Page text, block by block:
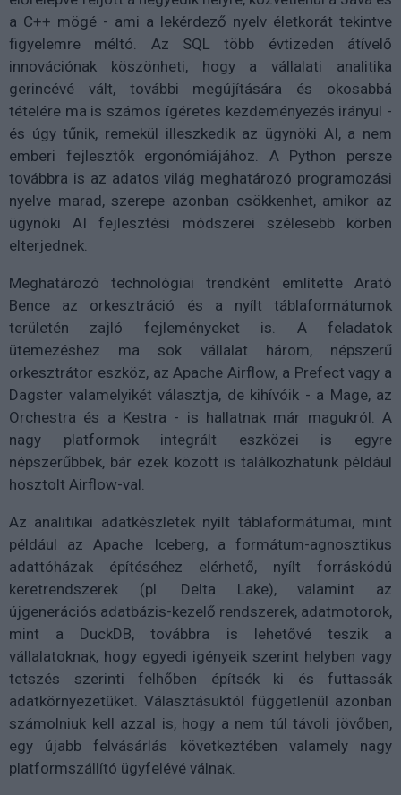
a C++ mögé - ami a lekérdező nyelv életkorát tekintve
figyelemre méltó. Az SQL több évtizeden átívelő
innovációnak köszönheti, hogy a vállalati analitika
gerincévé vált, további megújítására és okosabbá
tételére ma is számos ígéretes kezdeményezés irányul -
és úgy tűnik, remekül illeszkedik az ügynöki AI, a nem
emberi fejlesztők ergonómiájához. A Python persze
továbbra is az adatos világ meghatározó programozási
nyelve marad, szerepe azonban csökkenhet, amikor az
ügynöki AI fejlesztési módszerei szélesebb körben
elterjednek.
Meghatározó technológiai trendként említette Arató
Bence az orkesztráció és a nyílt táblaformátumok
területén zajló fejleményeket is. A feladatok
ütemezéshez ma sok vállalat három, népszerű
orkesztrátor eszköz, az Apache Airflow, a Prefect vagy a
Dagster valamelyikét választja, de kihívóik - a Mage, az
Orchestra és a Kestra - is hallatnak már magukról. A
nagy platformok integrált eszközei is egyre
népszerűbbek, bár ezek között is találkozhatunk például
hosztolt Airflow-val.
Az analitikai adatkészletek nyílt táblaformátumai, mint
például az Apache Iceberg, a formátum-agnosztikus
adattóházak építéséhez elérhető, nyílt forráskódú
keretrendszerek (pl. Delta Lake), valamint az
újgenerációs adatbázis-kezelő rendszerek, adatmotorok,
mint a DuckDB, továbbra is lehetővé teszik a
vállalatoknak, hogy egyedi igényeik szerint helyben vagy
tetszés szerinti felhőben építsék ki és futtassák
adatkörnyezetüket. Választásuktól függetlenül azonban
számolniuk kell azzal is, hogy a nem túl távoli jövőben,
egy újabb felvásárlás következtében valamely nagy
platformszállító ügyfelévé válnak.